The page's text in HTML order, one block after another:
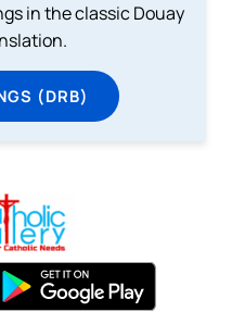
in the classic Douay
(DRB)